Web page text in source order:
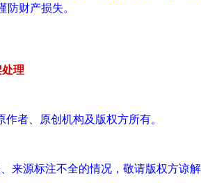
防财产损失。
理
者、原创机构及版权方所有。
来源标注不全的情况，敬请版权方谅解